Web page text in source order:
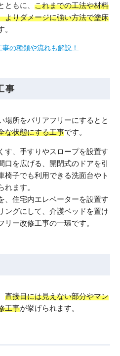
もに、 これまでの工法や材料
よりダメージに強い方法で塗床
の種類や流れも解説！
事
場所をバリアフリーにするとと
な状態にする工事です。
す、手すりやスロープを設置す
口を広げる、開閉式のドアを引
椅子でも利用できる洗面台やト
ます。
、住宅内エレベーターを設置す
ングにして、介護ベッドを置け
ー改修工事の一環です。
直接目には見えない部分やマン
工事が挙げられます。